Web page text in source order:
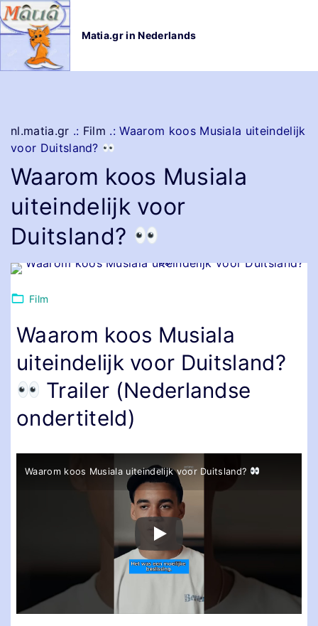
G
a
Matia.gr in Nederlands
nl.matia.gr .: Film .:Waarom koos Musiala uiteindelijk
voor Duitsland?
Waarom koos Musiala
uiteindelijk voor
Duitsland?
Film
Waarom koos Musiala
uiteindelijk voor Duitsland?
Trailer (Nederlandse
ondertiteld)
Waarom koos Musiala uiteindelijk voor Duitsland?